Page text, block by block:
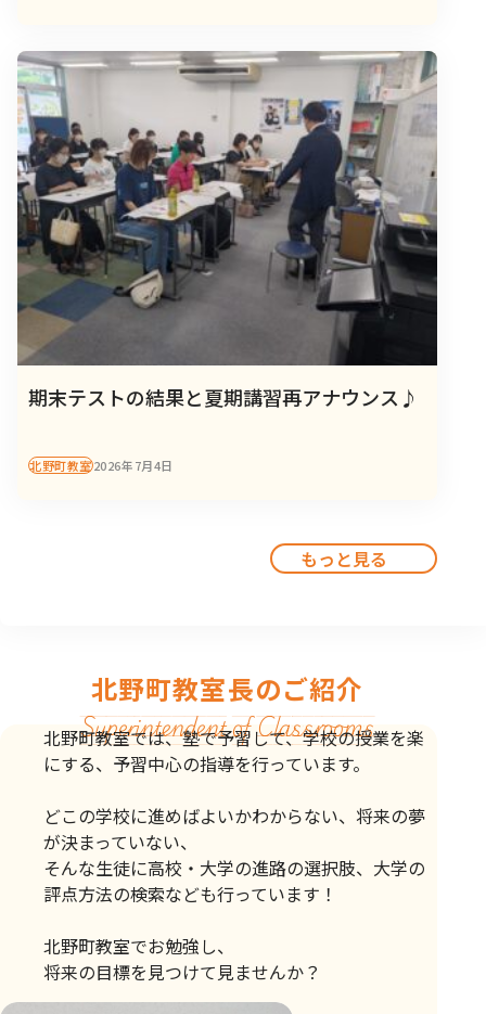
期末テストの結果と夏期講習再アナウンス♪
北野町教室2026年7月4日
もっと見る
北野町教室長のご紹介
Superintendent of Classrooms
北野町教室では、塾で予習して、学校の授業を楽
にする、予習中心の指導を行っています。
どこの学校に進めばよいかわからない、将来の夢
が決まっていない、
そんな生徒に高校・大学の進路の選択肢、大学の
評点方法の検索なども行っています！
北野町教室でお勉強し、
将来の目標を見つけて見ませんか？